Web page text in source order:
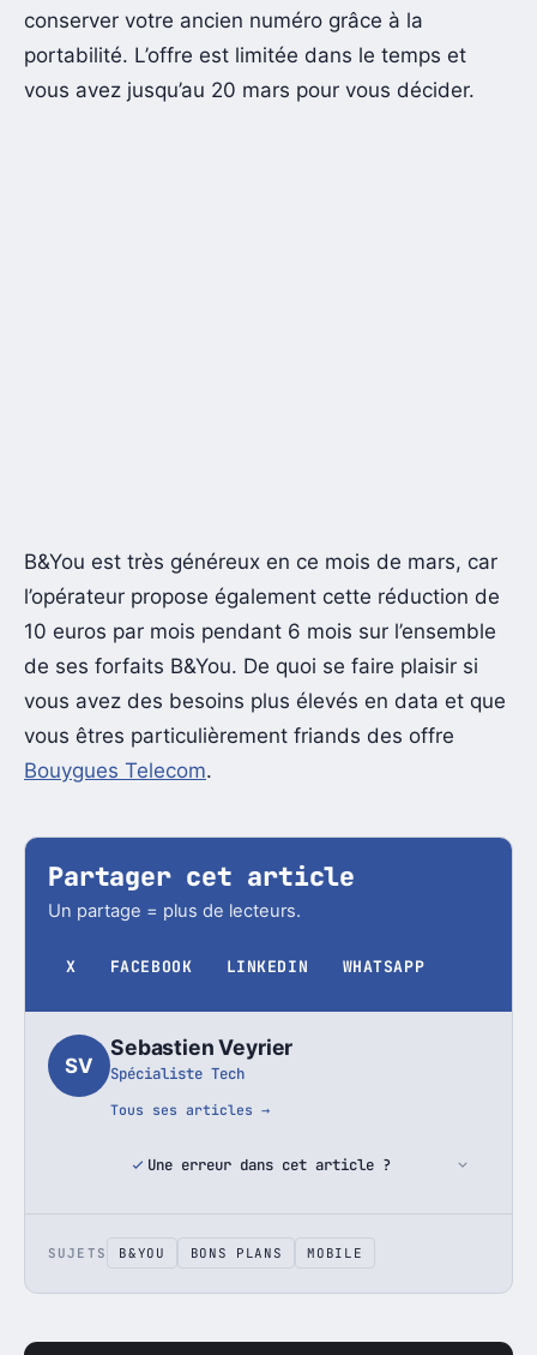
conserver votre ancien numéro grâce à la
portabilité. L’offre est limitée dans le temps et
vous avez jusqu’au 20 mars pour vous décider.
B&You est très généreux en ce mois de mars, car
l’opérateur propose également cette réduction de
10 euros par mois pendant 6 mois sur l’ensemble
de ses forfaits B&You. De quoi se faire plaisir si
vous avez des besoins plus élevés en data et que
vous êtres particulièrement friands des offre
Bouygues Telecom.
Partager cet article
Un partage = plus de lecteurs.
X FACEBOOK LINKEDIN WHATSAPP
SV
Sebastien Veyrier
Spécialiste Tech
Tous ses articles →
Une erreur dans cet article ?
SUJETS B&YOU BONS PLANS MOBILE